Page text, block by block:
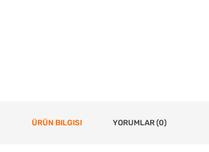
ÜRÜN BILGISI YORUMLAR (0)